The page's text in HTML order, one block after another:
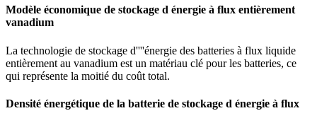
Modèle économique de stockage d énergie à flux entièrement
vanadium
La technologie de stockage d''''énergie des batteries à flux liquide
entièrement au vanadium est un matériau clé pour les batteries, ce
qui représente la moitié du coût total.
Densité énergétique de la batterie de stockage d énergie à flux